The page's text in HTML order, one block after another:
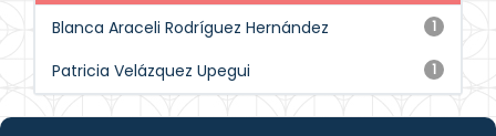
1
Blanca Araceli Rodríguez Hernández
1
Patricia Velázquez Upegui